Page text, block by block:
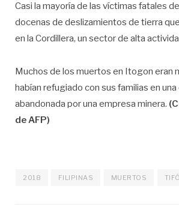
Casi la mayoría de las víctimas fatales
docenas de deslizamientos de tierra
en la Cordillera, un sector de alta
Muchos de los muertos en Itogon eran
habían refugiado con sus familias en
abandonada por una empresa minera.
de AFP)
2018 FILIPINAS MUERTOS